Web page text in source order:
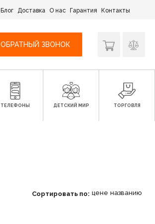
Блог Доставка О нас Гарантия Контакты
ОБРАТНЫЙ ЗВОНОК
ТЕЛЕФОНЫ ДЕТСКИЙ МИР ТОРГОВЛЯ
Сортировать по: цене названию